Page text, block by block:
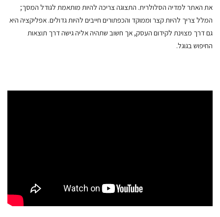
את האתר למדיה הסלולרית. התצוגה צריכה להיות מותאמת לגודל המסך;
המלל צריך להיות קצר וממוקד והכפתורים חייבים להיות גדולים. אפליקציה היא
גם דרך מצוינת לקידום העסק, אך חשוב שתהיה אליה גישה דרך תוצאות
החיפוש בגוגל.